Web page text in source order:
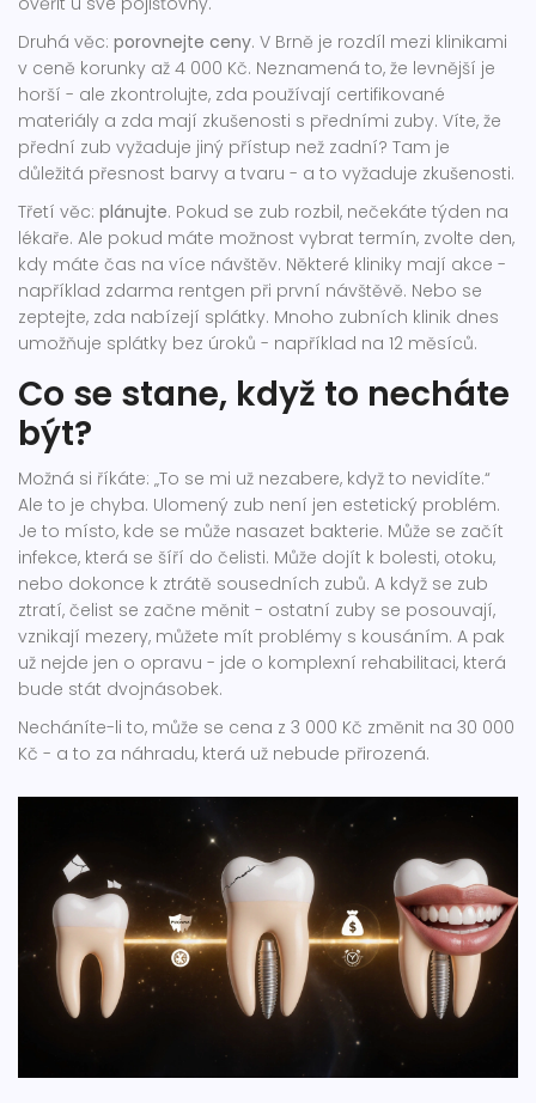
Druhá věc: porovnejte ceny. V Brně je rozdíl mezi klinikami
v ceně korunky až 4 000 Kč. Neznamená to, že levnější je
horší - ale zkontrolujte, zda používají certifikované
materiály a zda mají zkušenosti s předními zuby. Víte, že
přední zub vyžaduje jiný přístup než zadní? Tam je
důležitá přesnost barvy a tvaru - a to vyžaduje zkušenosti.
Třetí věc: plánujte. Pokud se zub rozbil, nečekáte týden na
lékaře. Ale pokud máte možnost vybrat termín, zvolte den,
kdy máte čas na více návštěv. Některé kliniky mají akce -
například zdarma rentgen při první návštěvě. Nebo se
zeptejte, zda nabízejí splátky. Mnoho zubních klinik dnes
umožňuje splátky bez úroků - například na 12 měsíců.
Co se stane, když to necháte
být?
Možná si říkáte: „To se mi už nezabere, když to nevidíte.“
Ale to je chyba. Ulomený zub není jen estetický problém.
Je to místo, kde se může nasazet bakterie. Může se začít
infekce, která se šíří do čelisti. Může dojít k bolesti, otoku,
nebo dokonce k ztrátě sousedních zubů. A když se zub
ztratí, čelist se začne měnit - ostatní zuby se posouvají,
vznikají mezery, můžete mít problémy s kousáním. A pak
už nejde jen o opravu - jde o komplexní rehabilitaci, která
bude stát dvojnásobek.
Necháníte-li to, může se cena z 3 000 Kč změnit na 30 000
Kč - a to za náhradu, která už nebude přirozená.